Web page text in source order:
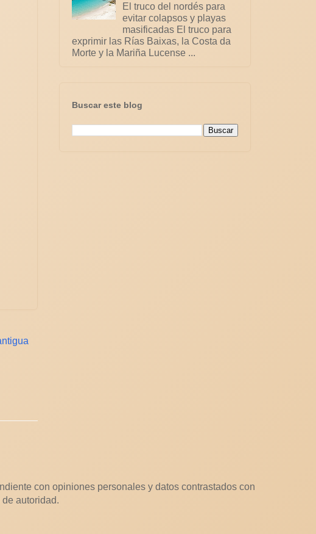
El truco del nordés para
evitar colapsos y playas
masificadas El truco para
exprimir las Rías Baixas, la Costa da
Morte y la Mariña Lucense ...
Buscar este blog
con opiniones personales y datos contrastados con
de autoridad.